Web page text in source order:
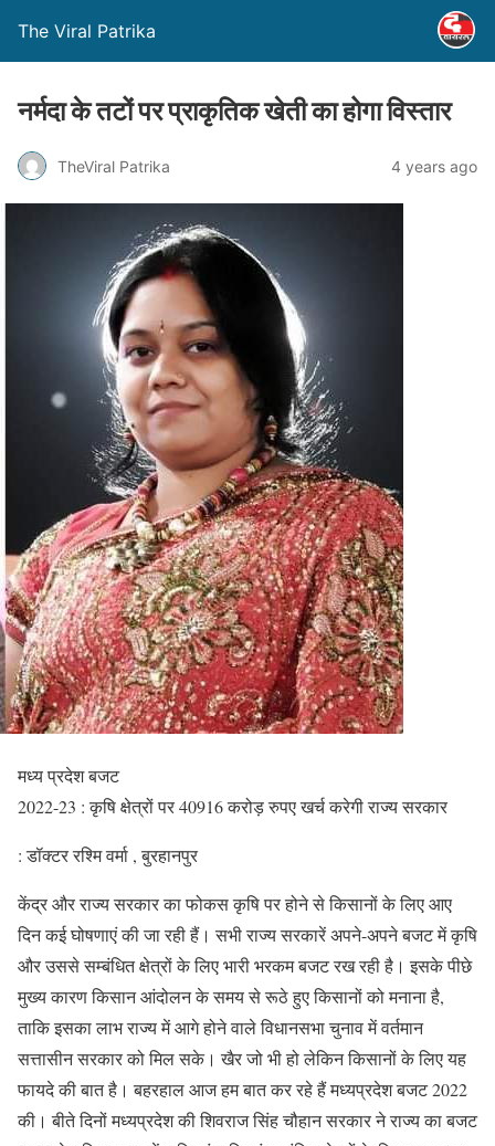
The Viral Patrika
नर्मदा के तटों पर प्राकृतिक खेती का होगा विस्तार
TheViral Patrika 4 years ago
मध्य प्रदेश बजट
2022-23 : कृषि क्षेत्रों पर 40916 करोड़ रुपए खर्च करेगी राज्य सरकार
: डॉक्टर रश्मि वर्मा , बुरहानपुर
केंद्र और राज्य सरकार का फोकस कृषि पर होने से किसानों के लिए आए
दिन कई घोषणाएं की जा रही हैं। सभी राज्य सरकारें अपने-अपने बजट में कृषि
और उससे सम्बंधित क्षेत्रों के लिए भारी भरकम बजट रख रही है। इसके पीछे
मुख्य कारण किसान आंदोलन के समय से रूठे हुए किसानों को मनाना है,
ताकि इसका लाभ राज्य में आगे होने वाले विधानसभा चुनाव में वर्तमान
सत्तासीन सरकार को मिल सके। खैर जो भी हो लेकिन किसानों के लिए यह
फायदे की बात है। बहरहाल आज हम बात कर रहे हैं मध्यप्रदेश बजट 2022
की। बीते दिनों मध्यप्रदेश की शिवराज सिंह चौहान सरकार ने राज्य का बजट